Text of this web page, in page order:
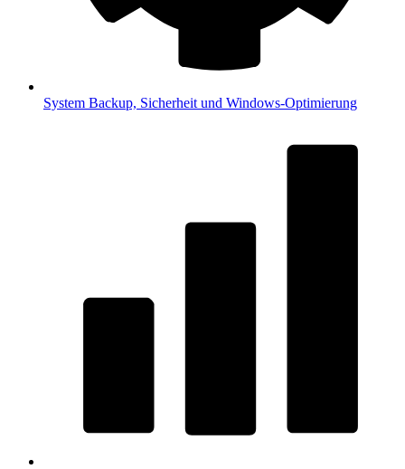
System Backup, Sicherheit und Windows-Optimierung